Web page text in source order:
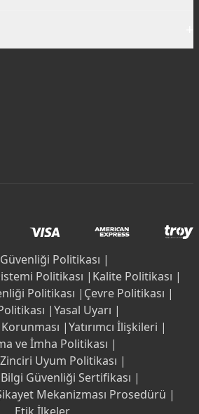
Politikası |
Politikası | Kalite Politikası |
Politikası | Çevre Politikası |
|Yasal Uyarı |
|Yatırımcı İlişkileri |
ve İmha Politikası |
Uyum Politikası |
Güvenliği Sertifikası |
Mekanizması Prosedürü |